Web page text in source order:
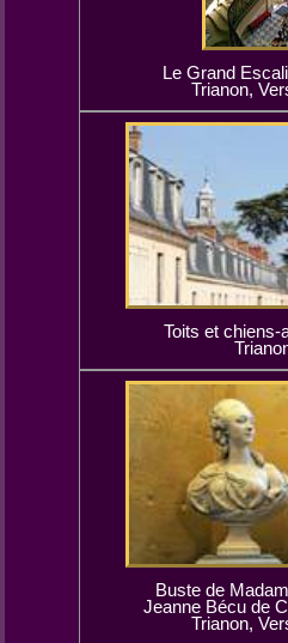
Le Grand
Trianon,
Toits et chiens-
Buste de
Jeanne Bécu de
Trianon,